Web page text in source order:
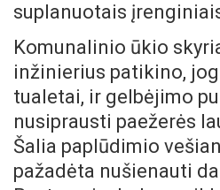
suplanuotais
Komunalinio ūkio
inžinierius patikino,
tualetai, ir gelbėjimo
nusiprausti paežerės
Šalia paplūdimio
pažadėta nušienauti